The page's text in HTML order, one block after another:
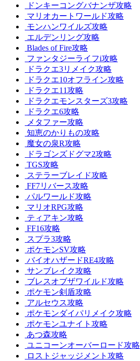
ドンキーコングバナンザ攻略
マリオカートワールド攻略
モンハンワイルズ攻略
エルデンリング攻略
Blades of Fire攻略
ファンタジーライフi攻略
ドラクエ3リメイク攻略
ドラクエ10オフライン攻略
ドラクエ11攻略
ドラクエモンスターズ3攻略
ドラクエ6攻略
メタファー攻略
知恵のかりもの攻略
魔女の泉R攻略
ドラゴンズドグマ2攻略
TGS攻略
ステラーブレイド攻略
FF7リバース攻略
パルワールド攻略
マリオRPG攻略
ティアキン攻略
FF16攻略
スプラ3攻略
ポケモンSV攻略
バイオハザードRE4攻略
サンブレイク攻略
ブレスオブザワイルド攻略
ポケモン剣盾攻略
アルセウス攻略
ポケモンダイパリメイク攻略
ポケモンユナイト攻略
あつ森攻略
ユニコーンオーバーロード攻略
ロストジャッジメント攻略